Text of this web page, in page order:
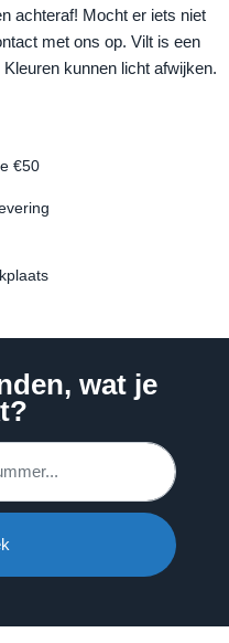
achteraf! Mocht er iets niet
met ons op. Vilt is een
kunnen licht afwijken.
€50
wat je